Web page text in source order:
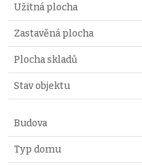
Užitná plocha
Zastavěná plocha
Plocha skladů
Stav objektu
Budova
Typ domu